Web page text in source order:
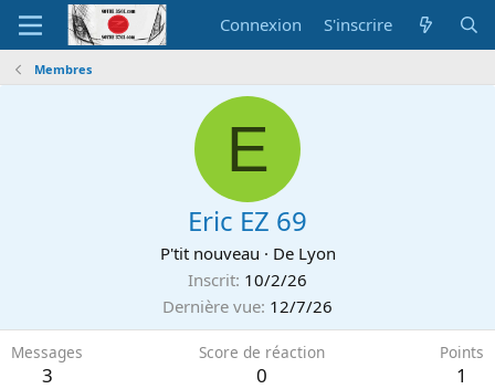
Connexion S'inscrire
Membres
E
Eric EZ 69
P'tit nouveau · De Lyon
Inscrit 10/2/26
Dernière vue 12/7/26
Messages
3
Score de réaction
0
Points
1